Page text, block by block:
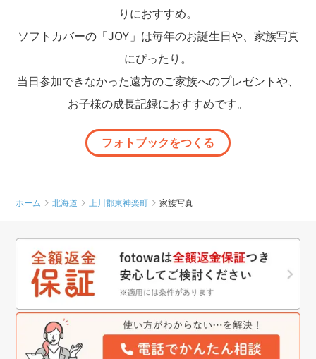
りにおすすめ。
ソフトカバーの「JOY」は毎年のお誕生日や、家族写真
にぴったり。
当日参加できなかった遠方のご家族へのプレゼントや、
お子様の成長記録におすすめです。
フォトブックをつくる
ホーム 北海道 上川郡東神楽町 家族写真